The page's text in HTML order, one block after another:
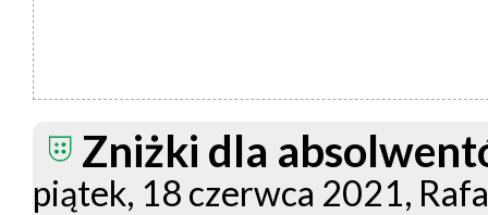
Zniżki dla
piątek, 18 czerwca 2021,